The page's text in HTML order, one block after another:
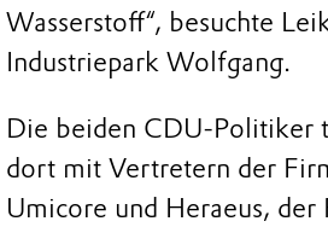
Wasserstoff“, besuchte
Industriepark Wolfgang.
Die beiden CDU-Politiker
dort mit Vertretern der
Umicore und Heraeus, der